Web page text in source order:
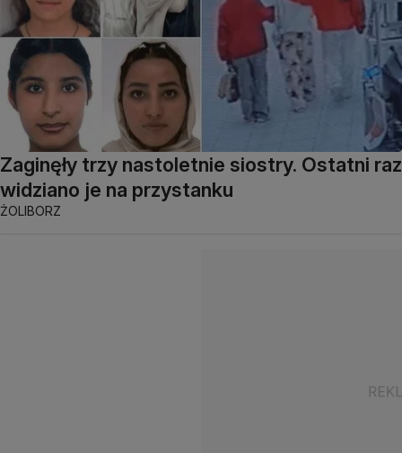
Zaginęły trzy nastoletnie siostry. Ostatni raz
widziano je na przystanku
ŻOLIBORZ